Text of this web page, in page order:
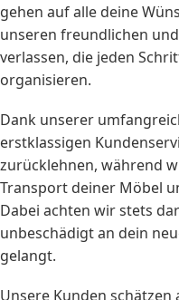
gehen auf alle deine
unseren freundlichen
verlassen, die jeden
organisieren.
Dank unserer
erstklassigen
zurücklehnen, während
Transport deiner Möbel
Dabei achten wir stets
unbeschädigt an dein
gelangt.
Unsere Kunden